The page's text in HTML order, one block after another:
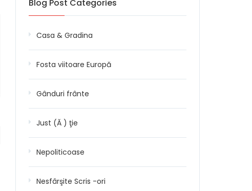
Blog Post Categories
Casa & Gradina
Fosta viitoare Europă
Gânduri frânte
Just (Ă ) ţie
Nepoliticoase
Nesfârşite Scris -ori